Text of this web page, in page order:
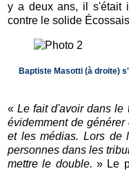
y a deux ans, il s'était
contre le solide
Baptiste Masotti (à droite)
«Le fait d'avoir dans le
évidemment de
et les médias. Lors de
personnes dans les
mettre le double.» Le